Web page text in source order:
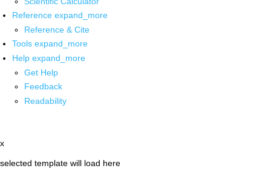
Reference expand_more
Reference & Cite
Tools expand_more
Help expand_more
Get Help
Feedback
Readability
x
selected template will load here